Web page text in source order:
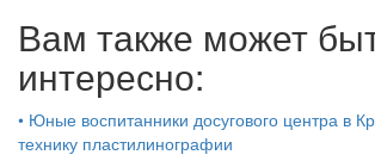
Вам также может
интересно:
• Юные воспитанники досугового центра в
технику пластилинографии